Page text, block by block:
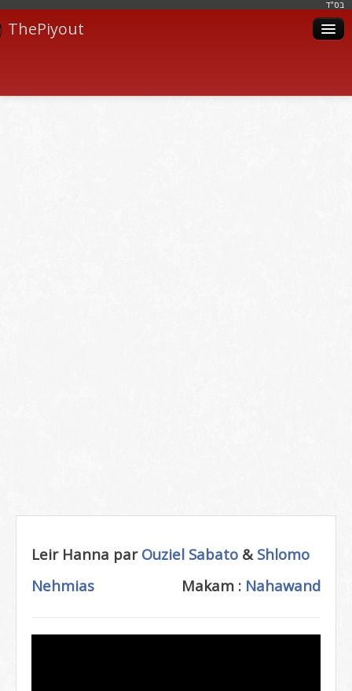
בּס"ד
ThePiyout
Leir Hanna par Ouziel Sabato & Shlomo
Nehmias
Makam : Nahawand